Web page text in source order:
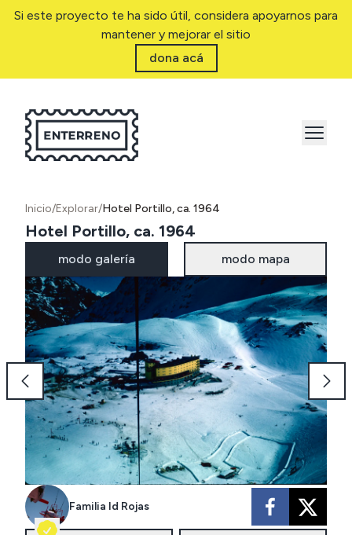
Si este proyecto te ha sido útil, considera apoyarnos para
mantener y mejorar el sitio
dona acá
Inicio/Explorar/Hotel Portillo, ca. 1964
Hotel Portillo, ca. 1964
modo galería modo mapa
Familia Id Rojas